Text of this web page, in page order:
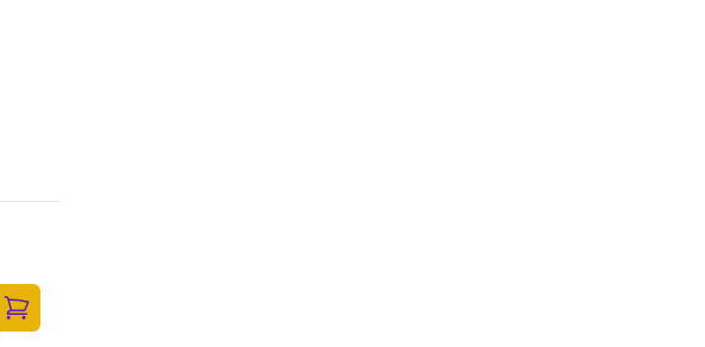
Zum Warenkorb hinzufügen